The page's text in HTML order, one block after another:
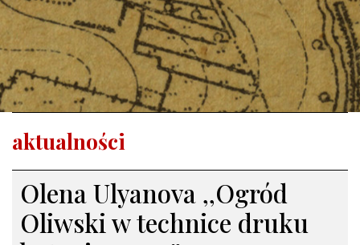
aktualności
Olena Ulyanova ,,Ogród
Oliwski w technice druku